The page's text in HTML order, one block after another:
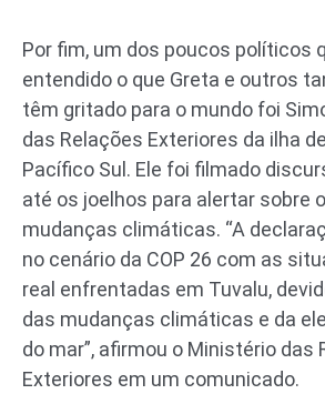
Por fim, um dos poucos políticos
entendido o que Greta e outros
têm gritado para o mundo foi
das Relações Exteriores da ilha
Pacífico Sul. Ele foi filmado
até os joelhos para alertar sobre
mudanças climáticas. “A
no cenário da COP 26 com as
real enfrentadas em Tuvalu,
das mudanças climáticas e da
do mar”, afirmou o Ministério das
Exteriores em um comunicado.